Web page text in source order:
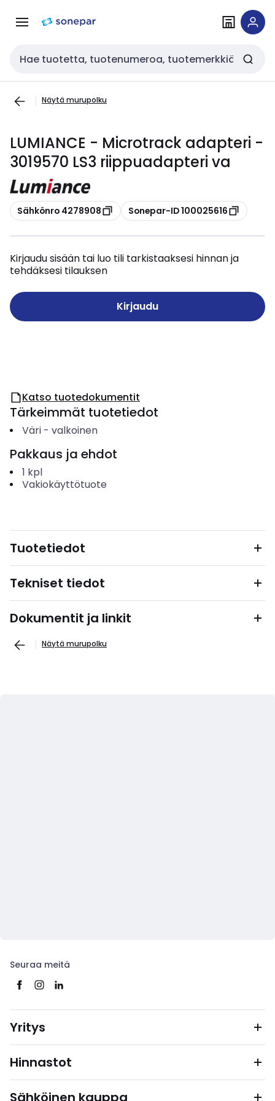
navigointiinsisältöön
Haku
Näytä murupolku
LUMIANCE - Microtrack adapteri -
3019570 LS3 riippuadapteri va
Kopioi
Sähkönro 4278908 Kopioi
Sonepar-ID 100025616
Kirjaudu sisään tai luo tili tarkistaaksesi hinnan ja
tehdäksesi tilauksen
Kirjaudu
Katso tuotedokumentit
Tärkeimmät tuotetiedot
Väri- valkoinen
Pakkaus ja ehdot
1 kpl
Vakiokäyttötuote
Tuotetiedot
Tekniset tiedot
Dokumentit ja linkit
Näytä murupolku
Seuraa meitä
Yritys
Hinnastot
Sähköinen kauppa